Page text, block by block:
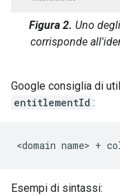
Figura 2. Uno
corrisponde
Google consiglia di
entitlementId :
Esempi di sintassi: